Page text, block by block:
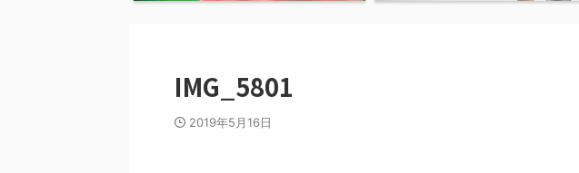
IMG_5801
2019年5月16日